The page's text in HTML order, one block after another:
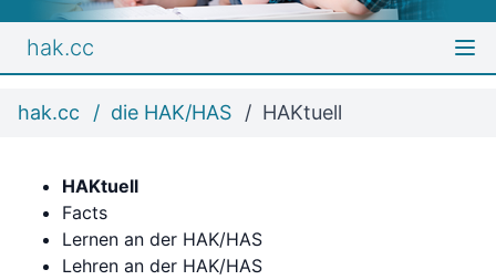
hak.cc
hak.cc die HAK/HAS HAKtuell
HAKtuell
Facts
Lernen an der HAK/HAS
Lehren an der HAK/HAS